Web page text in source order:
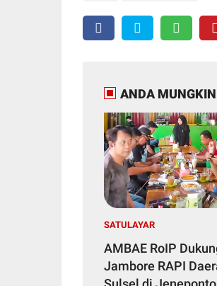
ANDA
SATULAYAR
AMBAE RoIP
Jambore RAPI